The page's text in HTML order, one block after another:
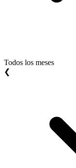
Todos los meses
❮